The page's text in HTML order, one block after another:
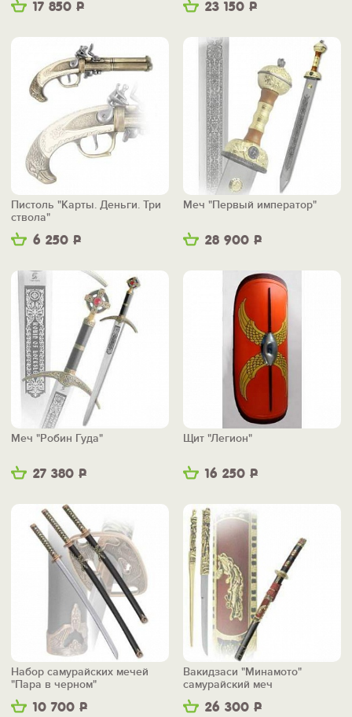
17 850 Р 23 150 Р
6 250 Р
Пистоль "Карты. Деньги. Три
ствола"
28 900 Р
Меч "Первый император"
27 380 Р
Меч "Робин Гуда"
16 250 Р
Щит "Легион"
10 700 Р
Набор самурайских мечей
"Пара в черном"
26 300 Р
Вакидзаси "Минамото"
самурайский меч